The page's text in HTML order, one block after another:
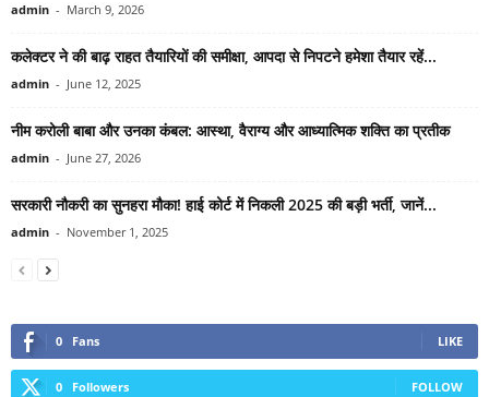
admin - March 9, 2026
कलेक्टर ने की बाढ़ राहत तैयारियों की समीक्षा, आपदा से निपटने हमेशा तैयार रहें...
admin - June 12, 2025
नीम करोली बाबा और उनका कंबल: आस्था, वैराग्य और आध्यात्मिक शक्ति का प्रतीक
admin - June 27, 2026
सरकारी नौकरी का सुनहरा मौका! हाई कोर्ट में निकली 2025 की बड़ी भर्ती, जानें...
admin - November 1, 2025
0 Fans LIKE
0 Followers FOLLOW